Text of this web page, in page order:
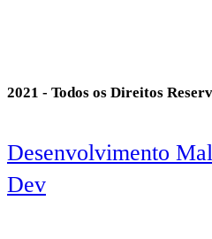
2021 - Todos os Direitos
Desenvolvimento
Dev